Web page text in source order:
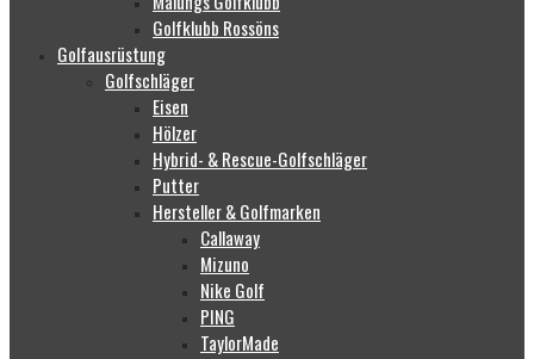
Golfklubb Rossöns
Golfausrüstung
Golfschläger
Eisen
Hölzer
Hybrid- & Rescue-Golfschläger
Putter
Hersteller & Golfmarken
Callaway
Mizuno
Nike Golf
PING
TaylorMade